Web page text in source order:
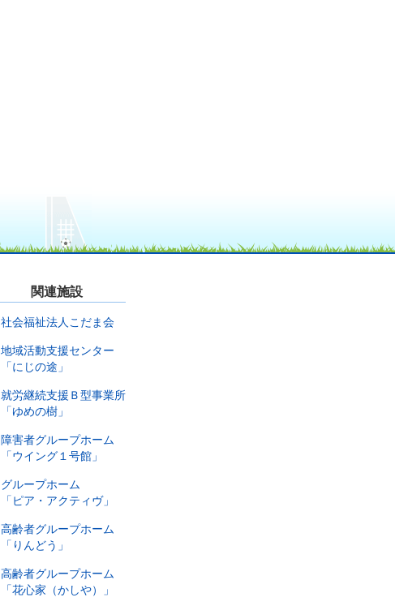
関連施設
社会福祉法人こだま会
地域活動支援センター
「にじの途」
就労継続支援Ｂ型事業所
「ゆめの樹」
障害者グループホーム
「ウイング１号館」
グループホーム
「ピア・アクティヴ」
高齢者グループホーム
「りんどう」
高齢者グループホーム
「花心家（かしや）」